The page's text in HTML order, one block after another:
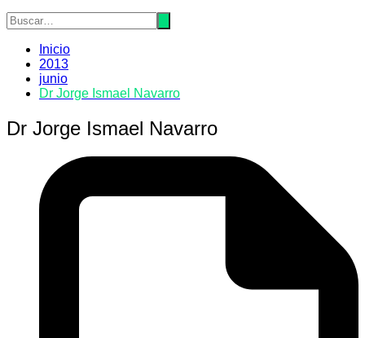
Inicio
2013
junio
Dr Jorge Ismael Navarro
Dr Jorge Ismael Navarro